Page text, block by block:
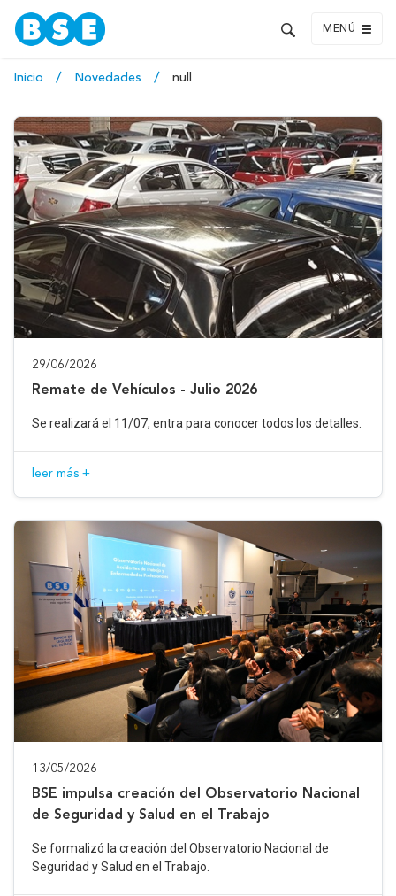
MENÚ
Inicio Novedades null
29/06/2026
Remate de Vehículos - Julio 2026
Se realizará el 11/07, entra para conocer todos los detalles.
leer más +
13/05/2026
BSE impulsa creación del Observatorio Nacional
de Seguridad y Salud en el Trabajo
Se formalizó la creación del Observatorio Nacional de
Seguridad y Salud en el Trabajo.